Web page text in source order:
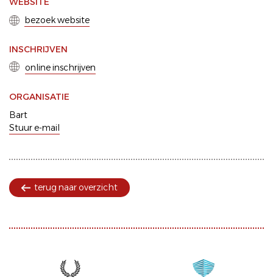
bezoek website
INSCHRIJVEN
online inschrijven
ORGANISATIE
Bart
Stuur e-mail
terug naar overzicht